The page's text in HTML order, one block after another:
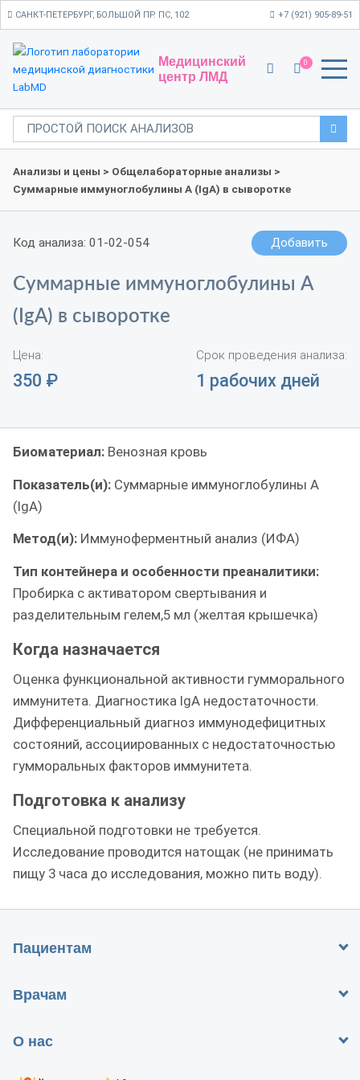
САНКТ-ПЕТЕРБУРГ, БОЛЬШОЙ ПР. ПС, 102 +7 (921) 905-89-51
Медицинский
центр ЛМД
0
Анализы и цены > Общелабораторные анализы >
Суммарные иммуноглобулины A (IgA) в сыворотке
Код анализа: 01-02-054 Добавить
Суммарные иммуноглобулины A
(IgA) в сыворотке
Цена:
350 ₽
Срок проведения анализа:
1 рабочих дней
Биоматериал: Венозная кровь
Показатель(и): Суммарные иммуноглобулины A
(IgA)
Метод(и): Иммуноферментный анализ (ИФА)
Тип контейнера и особенности преаналитики:
Пробирка с активатором свертывания и
разделительным гелем,5 мл (желтая крышечка)
Когда назначается
Оценка функциональной активности гумморального
иммунитета. Диагностика IgA недостаточности.
Дифференциальный диагноз иммунодефицитных
состояний, ассоциированных с недостаточностью
гумморальных факторов иммунитета.
Подготовка к анализу
Специальной подготовки не требуется.
Исследование проводится натощак (не принимать
пищу 3 часа до исследования, можно пить воду).
Пациентам
Врачам
О нас